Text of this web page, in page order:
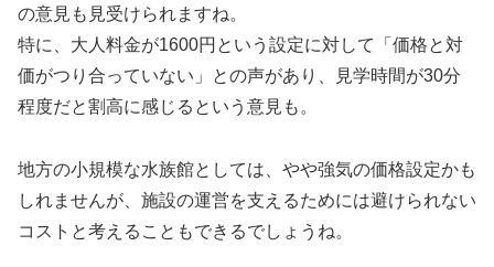
の意見も見受けられますね。
特に、大人料金が1600円という設定に対して「価格と対
価がつり合っていない」との声があり、見学時間が30分
程度だと割高に感じるという意見も。
地方の小規模な水族館としては、やや強気の価格設定かも
しれませんが、施設の運営を支えるためには避けられない
コストと考えることもできるでしょうね。